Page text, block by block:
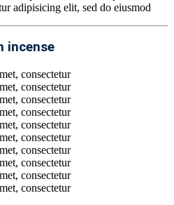
adipisicing elit, sed do eiusmod
incense
consectetur
consectetur
consectetur
consectetur
consectetur
consectetur
consectetur
consectetur
consectetur
consectetur